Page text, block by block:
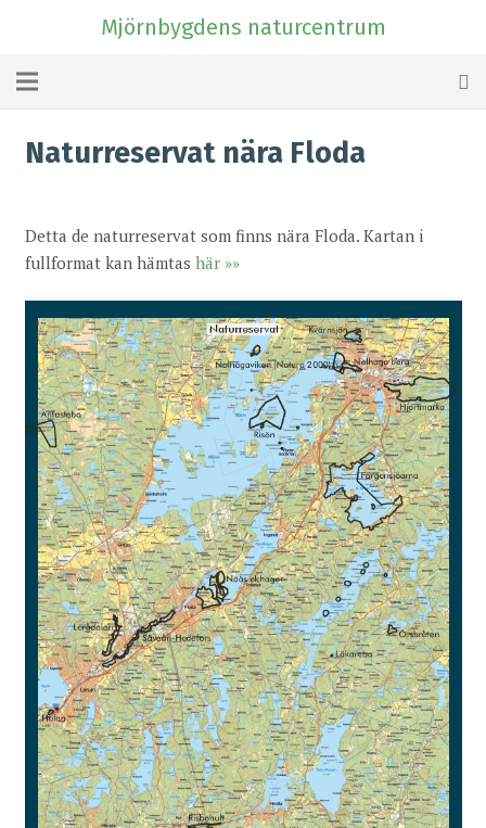
Mjörnbygdens naturcentrum
Naturreservat nära Floda
Detta de naturreservat som finns nära Floda. Kartan i
fullformat kan hämtas här »»